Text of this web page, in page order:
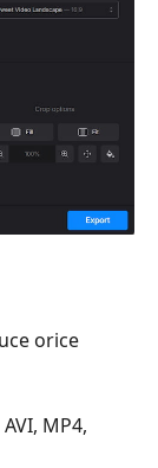
orice
MP4,